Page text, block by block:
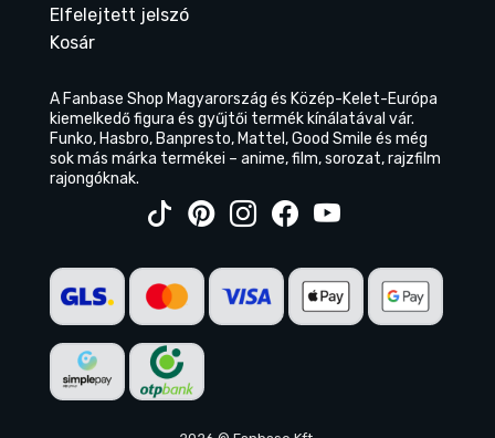
Elfelejtett jelszó
Kosár
A Fanbase Shop Magyarország és Közép-Kelet-Európa
kiemelkedő figura és gyűjtői termék kínálatával vár.
Funko, Hasbro, Banpresto, Mattel, Good Smile és még
sok más márka termékei – anime, film, sorozat, rajzfilm
rajongóknak.